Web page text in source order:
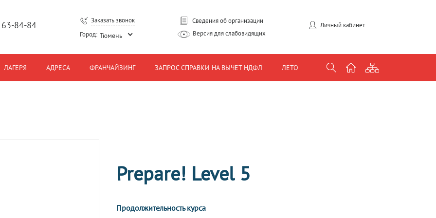
84-84
Заказать звонок
Город: Тюмень
Сведения об организации
Версия для слабовидящих
Личный кабинет
ЛАГЕРЯ АДРЕСА ФРАНЧАЙЗИНГ ЗАПРОС СПРАВКИ НА ВЫЧЕТ НДФЛ ЛЕТО
Prepare! Level 5
Продолжительность курса